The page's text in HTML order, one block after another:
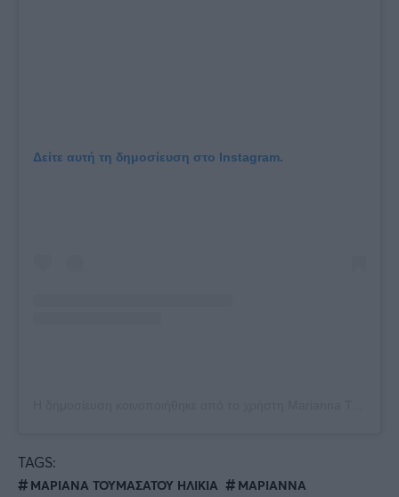
Δείτε αυτή τη δημοσίευση στο Instagram.
TAGS:
ΜΑΡΙΑΝΑ ΤΟΥΜΑΣΑΤΟΥ ΗΛΙΚΙΑ
ΜΑΡΙΑΝΝΑ